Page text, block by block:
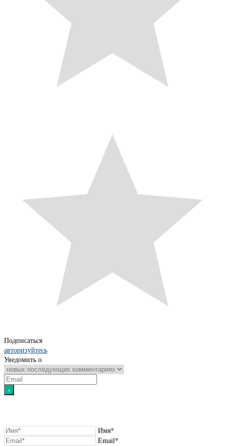
Подписаться
авторизуйтесь
Уведомить о
Имя*
Email*